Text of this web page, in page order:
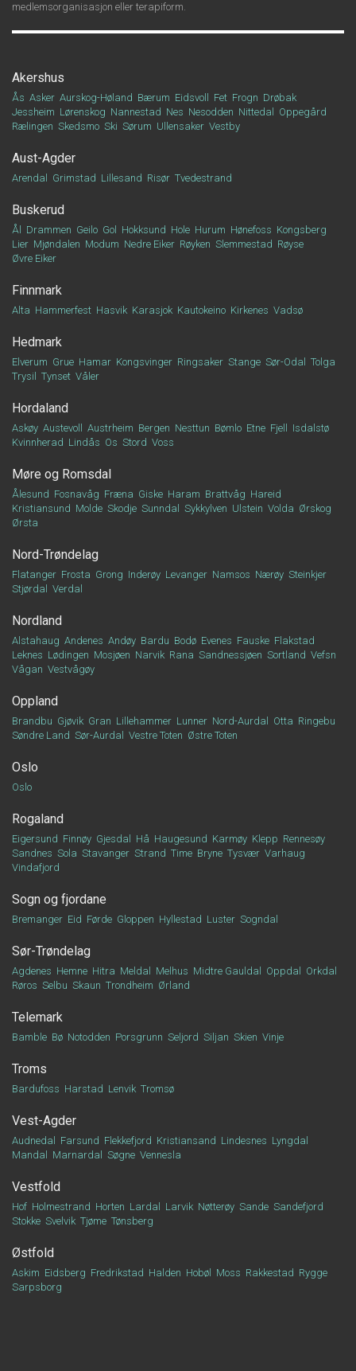
medlemsorganisasjon eller terapiform.
Akershus
Ås Asker Aurskog-Høland Bærum Eidsvoll Fet Frogn Drøbak
Jessheim Lørenskog Nannestad Nes Nesodden Nittedal
Oppegård
Rælingen Skedsmo Ski Sørum Ullensaker Vestby
Aust-Agder
Arendal Grimstad Lillesand Risør Tvedestrand
Buskerud
Ål Drammen Geilo Gol Hokksund Hole Hurum Hønefoss Kongsberg
Lier Mjøndalen Modum Nedre Eiker Røyken Slemmestad Røyse
Øvre Eiker
Finnmark
Alta Hammerfest Hasvik Karasjok Kautokeino Kirkenes Vadsø
Hedmark
Elverum Grue Hamar Kongsvinger Ringsaker Stange Sør-Odal
Tolga
Trysil
Tynset Våler
Hordaland
Askøy Austevoll Austrheim Bergen Nesttun Bømlo Etne Fjell
Isdalstø
Kvinnherad Lindås Os Stord Voss
Møre og Romsdal
Ålesund Fosnavåg Fræna Giske Haram Brattvåg Hareid
Kristiansund Molde Skodje Sunndal Sykkylven Ulstein Volda Ørskog
Ørsta
Nord-Trøndelag
Flatanger Frosta Grong Inderøy Levanger Namsos Nærøy Steinkjer
Stjørdal
Verdal
Nordland
Alstahaug Andenes Andøy Bardu Bodø Evenes Fauske Flakstad
Leknes Lødingen Mosjøen Narvik Rana Sandnessjøen Sortland Vefsn
Vågan Vestvågøy
Oppland
Brandbu Gjøvik Gran Lillehammer Lunner Nord-Aurdal Otta Ringebu
Søndre Land Sør-Aurdal Vestre Toten Østre Toten
Oslo
Oslo
Rogaland
Eigersund Finnøy Gjesdal Hå Haugesund Karmøy Klepp Rennesøy
Sandnes Sola Stavanger Strand Time Bryne Tysvær Varhaug
Vindafjord
Sogn og fjordane
Bremanger Eid Førde Gloppen Hyllestad Luster Sogndal
Sør-Trøndelag
Agdenes Hemne Hitra Meldal Melhus Midtre Gauldal Oppdal
Orkdal
Røros Selbu Skaun Trondheim Ørland
Telemark
Bamble Bø Notodden Porsgrunn Seljord Siljan Skien Vinje
Troms
Bardufoss Harstad Lenvik Tromsø
Vest-Agder
Audnedal Farsund Flekkefjord Kristiansand Lindesnes Lyngdal
Mandal
Marnardal Søgne Vennesla
Vestfold
Hof Holmestrand Horten Lardal Larvik Nøtterøy Sande Sandefjord
Stokke Svelvik Tjøme Tønsberg
Østfold
Askim Eidsberg Fredrikstad Halden Hobøl Moss Rakkestad Rygge
Sarpsborg